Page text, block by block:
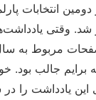
انتخابات
وقتی
برایم جالب بود.
این یادداشت را